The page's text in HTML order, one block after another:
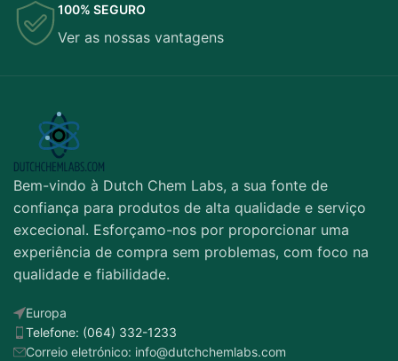
100% SEGURO
Ver as nossas vantagens
Bem-vindo à Dutch Chem Labs, a sua fonte de
confiança para produtos de alta qualidade e serviço
excecional. Esforçamo-nos por proporcionar uma
experiência de compra sem problemas, com foco na
qualidade e fiabilidade.
Europa
Telefone: (064) 332-1233
Correio eletrónico: info@dutchchemlabs.com